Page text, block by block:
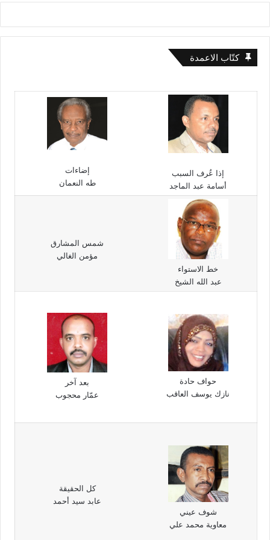
كتّاب الاعمدة
إذا عُرف السبب
أسامة عبد الماجد
إضاءات
طه النعمان
خط الاستواء
عبد الله الشيخ
شمس المشارق
مؤمن الغالي
حواف حادة
نازك يوسف العاقب
بعد آخر
عمّار محجوب
شوف عيني
معاوية محمد علي
كل الحقيقة
عابد سيد أحمد